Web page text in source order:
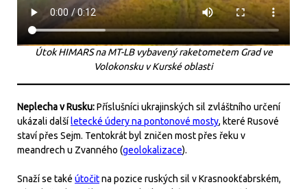
Útok HIMARS na MT-LB vybavený raketometem Grad ve
Volokonsku v Kurské oblasti
Neplecha v Rusku:Příslušníci ukrajinských sil zvláštního určení
ukázali dalšíletecké údery na pontonové mosty, které Rusové
staví přes Sejm. Tentokrát byl zničen most přes řeku v
meandrech u Zvanného (geolokalizace).
Snaží se také útočitna pozice ruských sil v Krasnookťabrském,